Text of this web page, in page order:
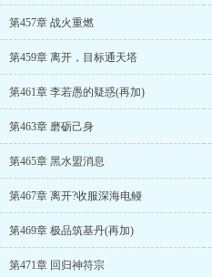
第457章 战火重燃
第459章 离开，目标通天塔
第461章 李若愚的疑惑(再加)
第463章 磨砺己身
第465章 黑水盟消息
第467章 离开?收服深海电鳗
第469章 极品筑基丹(再加)
第471章 回归神符宗